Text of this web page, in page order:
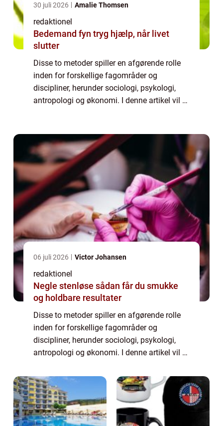
30 juli 2026 Amalie Thomsen
redaktionel
Bedemand fyn tryg hjælp, når livet
slutter
Disse to metoder spiller en afgørende rolle
inden for forskellige fagområder og
discipliner, herunder sociologi, psykologi,
antropologi og økonomi. I denne artikel vil vi
06 juli 2026 Victor Johansen
redaktionel
Negle stenløse sådan får du smukke
og holdbare resultater
Disse to metoder spiller en afgørende rolle
inden for forskellige fagområder og
discipliner, herunder sociologi, psykologi,
antropologi og økonomi. I denne artikel vil vi
deres historiske udvikling, samt diskuter...